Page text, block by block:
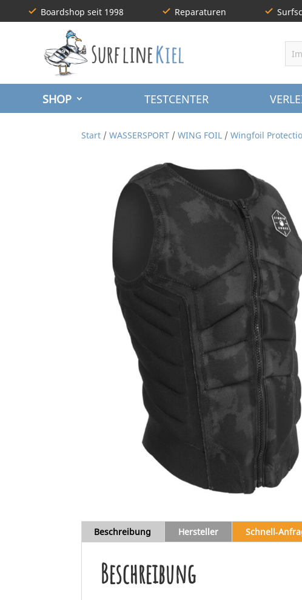
Boardshop seit 1998 Reparaturen
SHOP TESTCENTER
Start /WASSERSPORT /WING FOIL /Wingfoil
Beschreibung Hersteller
Beschreibung